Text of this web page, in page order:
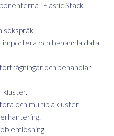
i Elastic Stack
sökspråk.
och behandla data
och behandlar
kluster.
och multipla kluster.